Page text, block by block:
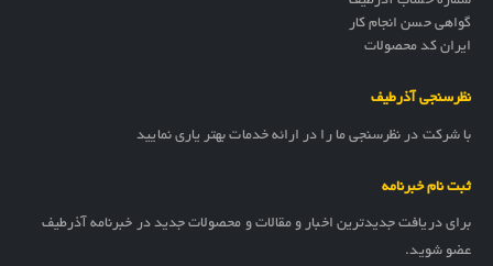
گواهی حسن انجام کار
ایران کد محصولات
نظرسنجی آذرطیف
با شرکت در نظرسنجی ما را در ارائه خدمات بهتر یاری نمایید
ثبت نام خبرنامه
برای دریافت جدیدترین اخبار و مقالات و محصولات جدید در خبرنامه آذرطیف
عضو شوید.